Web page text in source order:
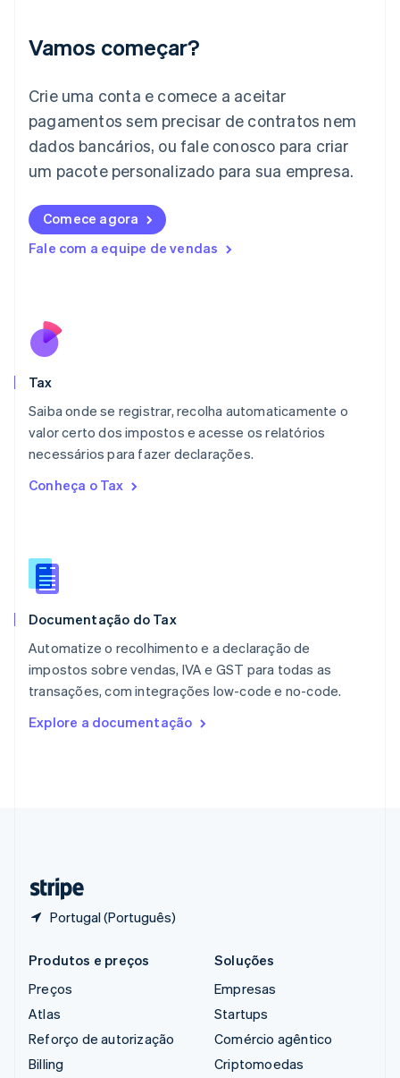
Vamos começar?
Crie uma conta e comece a aceitar
pagamentos sem precisar de contratos nem
dados bancários, ou fale conosco para criar
um pacote personalizado para sua empresa.
Comece agora
Fale com a equipe de vendas
Tax
Saiba onde se registrar, recolha automaticamente o
valor certo dos impostos e acesse os relatórios
necessários para fazer declarações.
Conheça o Tax
Documentação do Tax
Automatize o recolhimento e a declaração de
impostos sobre vendas, IVA e GST para todas as
transações, com integrações low-code e no-code.
Explore a documentação
Portugal (Português)
Irlanda
Itália
English
Japão
日本語English
Letônia
Liechtenstein
Deutsch English
Lituânia
English
English
Malta
Noruega
English
Nova Zelândia
Países Baixos
Portugal
Português
English简体中文
Reino Unido
República Tcheca
English
English
Produtos e preços
Preços
Atlas
Reforço de autorização
Billing
Soluções
Empresas
Startups
Comércio agêntico
Criptomoedas